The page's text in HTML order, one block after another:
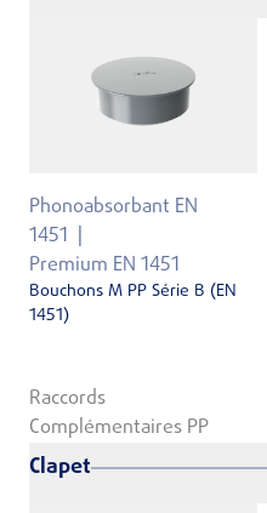
Phonoabsorbant EN
1451
Premium EN 1451
Bouchons M PP Série B (EN
1451)
Raccords
Complémentaires PP
Clapet